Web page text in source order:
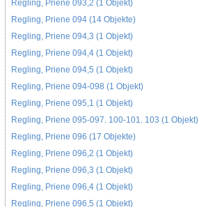
Regling, Priene 093,2 (1 Objekt)
Regling, Priene 094 (14 Objekte)
Regling, Priene 094,3 (1 Objekt)
Regling, Priene 094,4 (1 Objekt)
Regling, Priene 094,5 (1 Objekt)
Regling, Priene 094-098 (1 Objekt)
Regling, Priene 095,1 (1 Objekt)
Regling, Priene 095-097. 100-101. 103 (1 Objekt)
Regling, Priene 096 (17 Objekte)
Regling, Priene 096,2 (1 Objekt)
Regling, Priene 096,3 (1 Objekt)
Regling, Priene 096,4 (1 Objekt)
Regling, Priene 096,5 (1 Objekt)